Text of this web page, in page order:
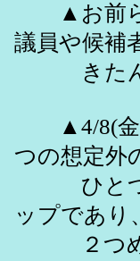
▲お前ら
議員や候補
きたんだ
▲4/8(金)
つの想定外
ひとつが
ップであり、
２つめが